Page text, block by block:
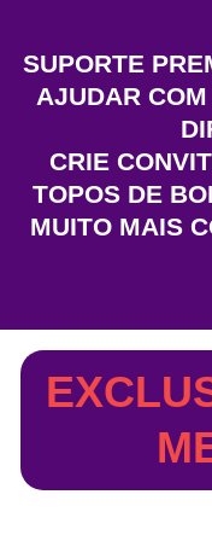
SUPORTE
AJUDAR
CRIE
TOPOS DE
MUITO MAIS